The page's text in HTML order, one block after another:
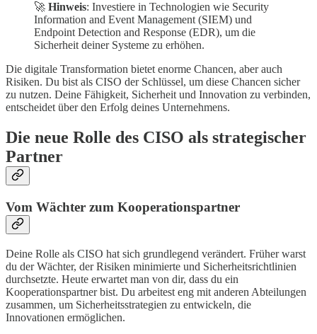
🚀 Hinweis: Investiere in Technologien wie Security
Information and Event Management (SIEM) und
Endpoint Detection and Response (EDR), um die
Sicherheit deiner Systeme zu erhöhen.
Die digitale Transformation bietet enorme Chancen, aber auch
Risiken. Du bist als CISO der Schlüssel, um diese Chancen sicher
zu nutzen. Deine Fähigkeit, Sicherheit und Innovation zu verbinden,
entscheidet über den Erfolg deines Unternehmens.
Die neue Rolle des CISO als strategischer
Partner
Vom Wächter zum Kooperationspartner
Deine Rolle als CISO hat sich grundlegend verändert. Früher warst
du der Wächter, der Risiken minimierte und Sicherheitsrichtlinien
durchsetzte. Heute erwartet man von dir, dass du ein
Kooperationspartner bist. Du arbeitest eng mit anderen Abteilungen
zusammen, um Sicherheitsstrategien zu entwickeln, die
Innovationen ermöglichen.